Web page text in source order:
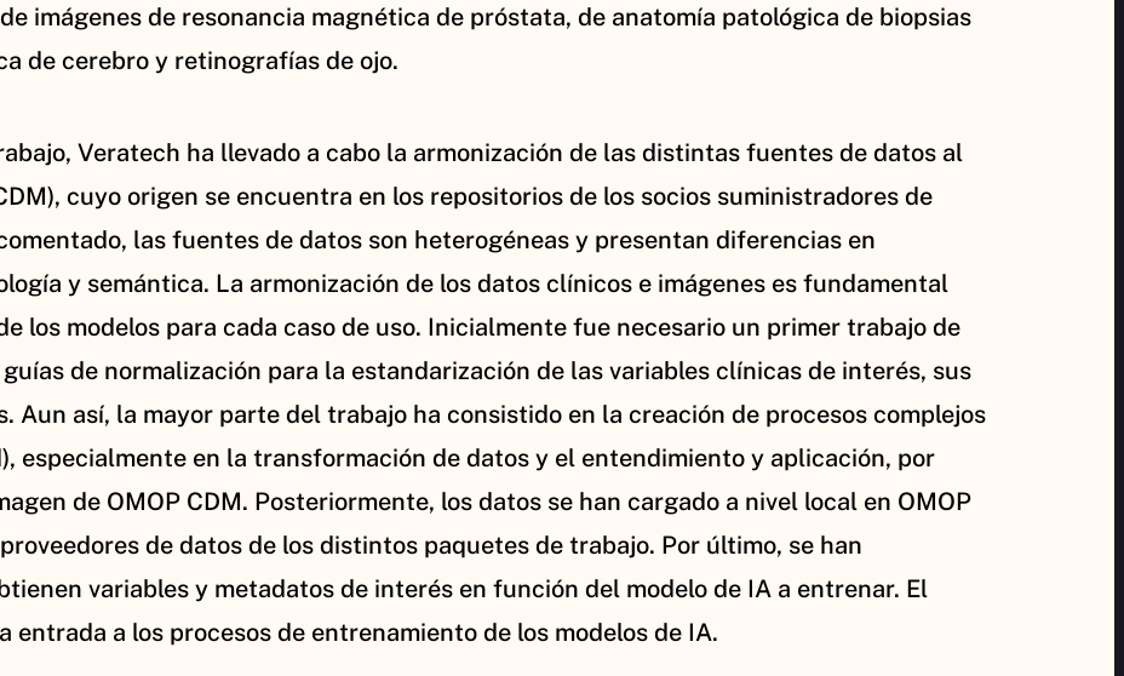
imágenes de resonancia magnética de próstata, de anatomía patológica de biopsias
de cerebro y retinografías de ojo.
Veratech ha llevado a cabo la armonización de las distintas fuentes de datos al
cuyo origen se encuentra en los repositorios de los socios suministradores de
las fuentes de datos son heterogéneas y presentan diferencias en
y semántica. La armonización de los datos clínicos e imágenes es fundamental
los modelos para cada caso de uso. Inicialmente fue necesario un primer trabajo de
de normalización para la estandarización de las variables clínicas de interés, sus
Aun así, la mayor parte del trabajo ha consistido en la creación de procesos complejos
especialmente en la transformación de datos y el entendimiento y aplicación, por
de OMOP CDM. Posteriormente, los datos se han cargado a nivel local en OMOP
de datos de los distintos paquetes de trabajo. Por último, se han
variables y metadatos de interés en función del modelo de IA a entrenar. El
entrada a los procesos de entrenamiento de los modelos de IA.